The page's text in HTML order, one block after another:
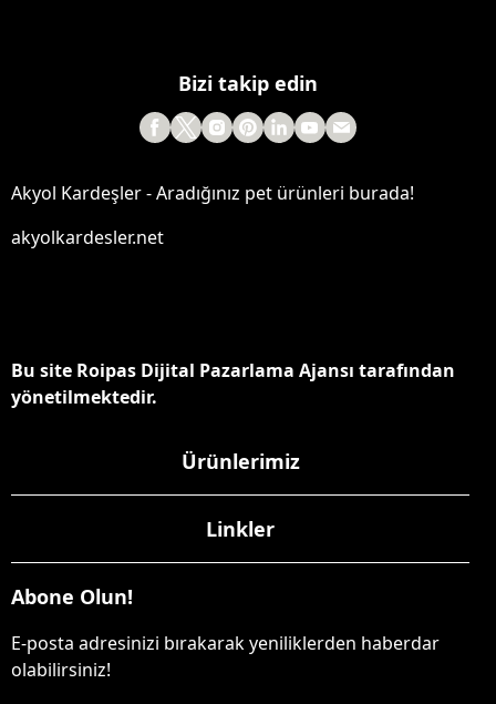
Bizi takip edin
Akyol Kardeşler - Aradığınız pet ürünleri burada!
akyolkardesler.net
Bu site Roipas Dijital Pazarlama Ajansı tarafından
yönetilmektedir.
Ürünlerimiz
Linkler
Abone Olun!
E-posta adresinizi bırakarak yeniliklerden haberdar
olabilirsiniz!